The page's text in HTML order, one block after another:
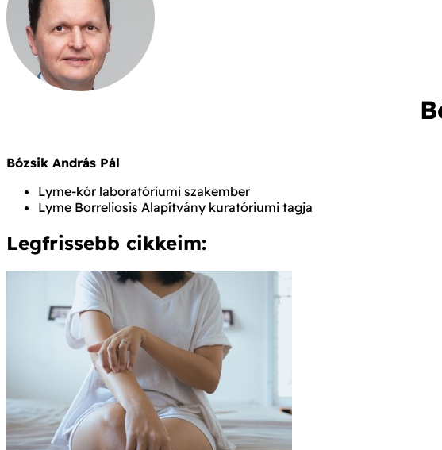
Bózsik András Pál
Lyme-kór laboratóriumi szakember
Lyme Borreliosis Alapítvány kuratóriumi tagja
Legfrissebb cikkeim: